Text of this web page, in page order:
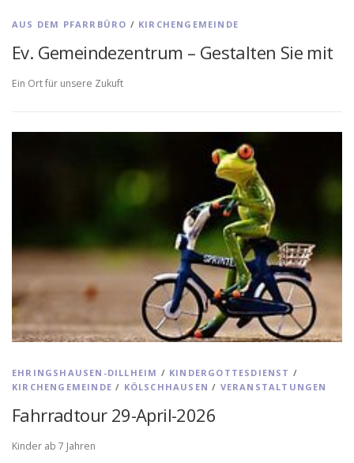
AUS DEM PFARRBÜRO / KIRCHENGEMEINDE
Ev. Gemeindezentrum – Gestalten Sie mit
Ein Ort für unsere Zukuft
EHRINGSHAUSEN-DILLHEIM / KINDERGOTTESDIENST /
KIRCHENGEMEINDE / KÖLSCHHAUSEN / VERANSTALTUNGEN
Fahrradtour 29-April-2026
Kinder ab 7 Jahren